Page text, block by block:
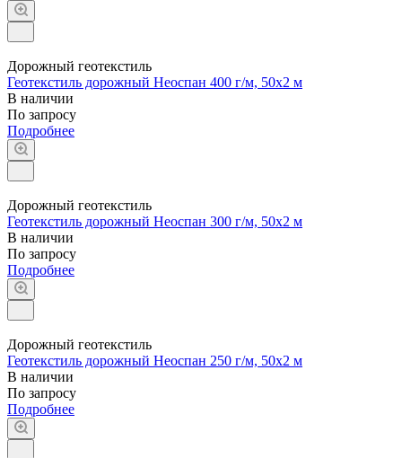
Дорожный геотекстиль
Геотекстиль дорожный Неоспан 400 г/м, 50x2 м
В наличии
По запросу
Подробнее
Дорожный геотекстиль
Геотекстиль дорожный Неоспан 300 г/м, 50x2 м
В наличии
По запросу
Подробнее
Дорожный геотекстиль
Геотекстиль дорожный Неоспан 250 г/м, 50x2 м
В наличии
По запросу
Подробнее